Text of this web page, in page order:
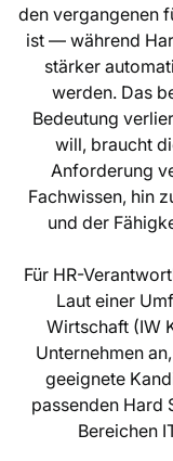
den vergangenen
ist — während
stärker
werden. Das
Bedeutung
will, braucht
Anforderung
Fachwissen, hin
und der
Für HR-
Laut einer
Wirtschaft (IW
Unternehmen
geeignete
passenden Hard
Bereichen